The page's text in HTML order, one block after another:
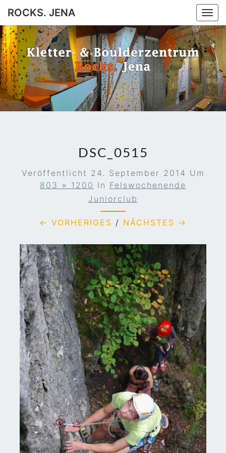
ROCKS. JENA
ROCKS.
JENA
Jena
DSC_0515
Veröffentlicht 24. September 2014 Um
803 × 1200 In Felswochenende
Juniorclub
← VORHERIGES / NÄCHSTES →